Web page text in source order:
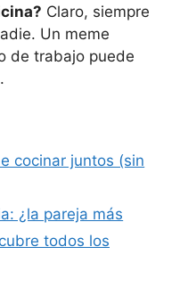
Claro, siempre
Un meme
de trabajo puede
cocinar juntos (sin
¿la pareja más
todos los